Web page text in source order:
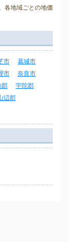
各地域ごとの地価
市
葛城市
市
奈良市
郡
宇陀郡
辺郡